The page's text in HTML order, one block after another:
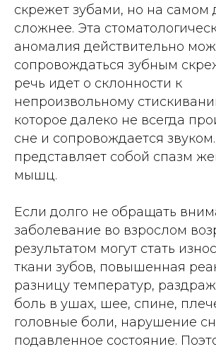
скрежет зубами, но на самом
сложнее. Эта
аномалия действительно
сопровождаться зубным
речь идет о склонности к
непроизвольному
которое далеко не всегда
сне и сопровождается
представляет собой спазм
мышц.
Если долго не обращать
заболевание во взрослом
результатом могут стать
ткани зубов, повышенная
разницу температур,
боль в ушах, шее, спине,
головные боли, нарушение
подавленное состояние.